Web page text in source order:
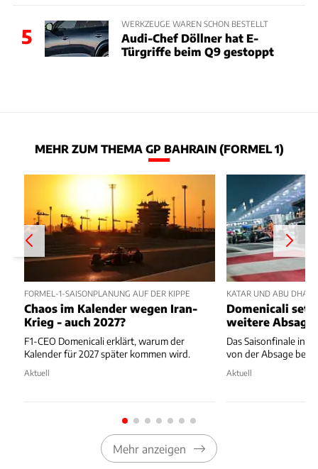
5
WERKZEUGE WAREN SCHON BESTELLT
Audi-Chef Döllner hat E-
Türgriffe beim Q9 gestoppt
MEHR ZUM THEMA GP BAHRAIN (FORMEL 1)
FORMEL-1-SAISONPLANUNG AUF DER KIPPE
Chaos im Kalender wegen Iran-
Krieg - auch 2027?
F1-CEO Domenicali erklärt, warum der
Kalender für 2027 später kommen wird.
Aktuell
KATAR UND ABU DHABI
Domenicali
weitere
Das Saisonfinale in
von der Absage
Aktuell
Mehr anzeigen